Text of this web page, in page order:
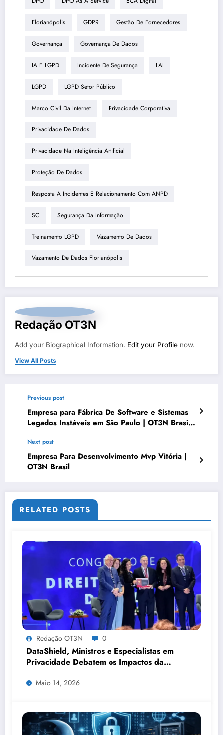
Florianópolis GDPR Gestão De Fornecedores
Governança Governança De Dados
IA E LGPD Incidente De Segurança LAI
LGPD LGPD Setor Público
Marco Civil Da Internet Privacidade Corporativa
Privacidade De Dados
Privacidade Na Inteligência Artificial
Proteção De Dados
Resposta A Incidentes E Relacionamento Com ANPD
SC Segurança Da Informação
Treinamento LGPD Vazamento De Dados
Vazamento De Dados Florianópolis
Redação OT3N
Add your Biographical Information. Edit your Profile now.
View All Posts
Previous post
Empresa para Fábrica De Software e Sistemas
Legados Instáveis em São Paulo | OT3N Brasil
Next post
Empresa Para Desenvolvimento Mvp Vitória |
OT3N Brasil
RELATED POSTS
Redação OT3N 0
DataShield, Ministros e Especialistas em
Privacidade Debatem os Impactos da
Tecnologia, IA e Proteção de Dados no
Congresso de Direito Digital da OAB
Maio 14, 2026